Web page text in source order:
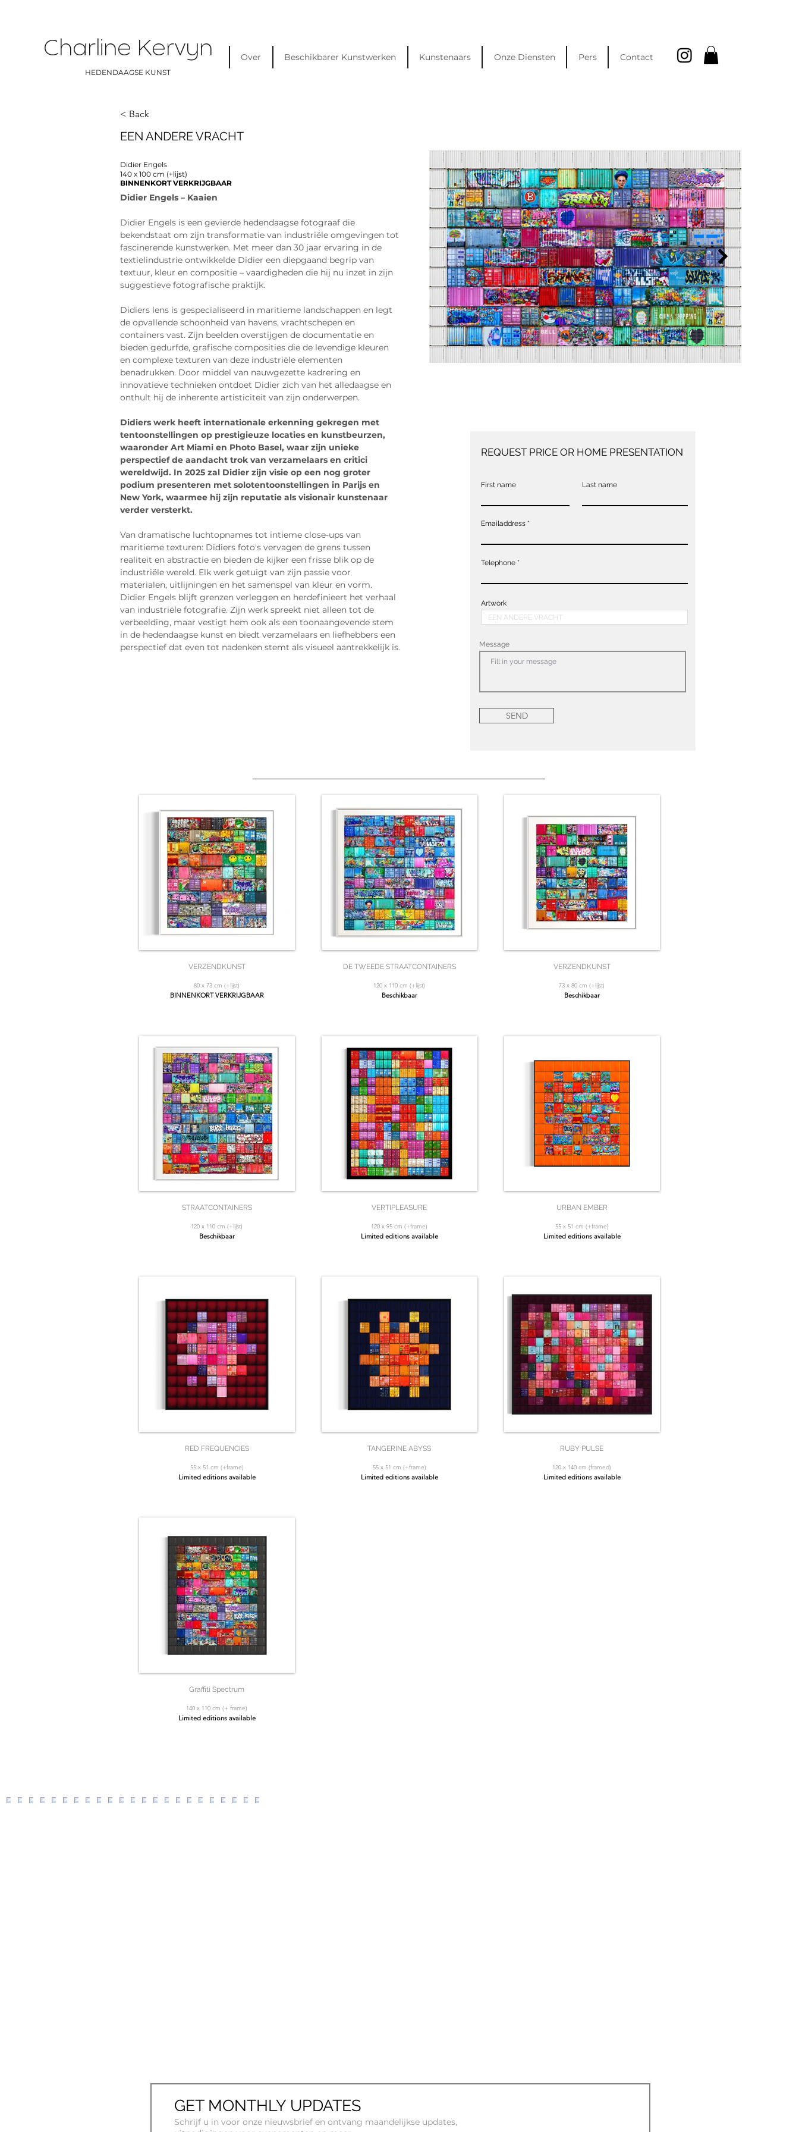
Charline Kervyn
HEDENDAAGSE KUNST
Over Beschikbarer Kunstwerken Kunstenaars Onze Diensten Pers Contact
< Back
EEN ANDERE VRACHT
Didier Engels
140 x 100 cm (+lijst)
BINNENKORT VERKRIJGBAAR
Didier Engels – Kaaien
Didier Engels is een gevierde hedendaagse fotograaf die
bekendstaat om zijn transformatie van industriële omgevingen tot
fascinerende kunstwerken. Met meer dan 30 jaar ervaring in de
textielindustrie ontwikkelde Didier een diepgaand begrip van
textuur, kleur en compositie – vaardigheden die hij nu inzet in zijn
suggestieve fotografische praktijk.
Didiers lens is gespecialiseerd in maritieme landschappen en legt
de opvallende schoonheid van havens, vrachtschepen en
containers vast. Zijn beelden overstijgen de documentatie en
bieden gedurfde, grafische composities die de levendige kleuren
en complexe texturen van deze industriële elementen
benadrukken. Door middel van nauwgezette kadrering en
innovatieve technieken ontdoet Didier zich van het alledaagse en
onthult hij de inherente artisticiteit van zijn onderwerpen.
Didiers werk heeft internationale erkenning gekregen met
tentoonstellingen op prestigieuze locaties en kunstbeurzen,
waaronder Art Miami en Photo Basel, waar zijn unieke
perspectief de aandacht trok van verzamelaars en critici
wereldwijd. In 2025 zal Didier zijn visie op een nog groter
podium presenteren met solotentoonstellingen in Parijs en
New York, waarmee hij zijn reputatie als visionair kunstenaar
verder versterkt.
Van dramatische luchtopnames tot intieme close-ups van
maritieme texturen: Didiers foto's vervagen de grens tussen
realiteit en abstractie en bieden de kijker een frisse blik op de
industriële wereld. Elk werk getuigt van zijn passie voor
materialen, uitlijningen en het samenspel van kleur en vorm.
Didier Engels blijft grenzen verleggen en herdefinieert het verhaal
van industriële fotografie. Zijn werk spreekt niet alleen tot de
verbeelding, maar vestigt hem ook als een toonaangevende stem
in de hedendaagse kunst en biedt verzamelaars en liefhebbers een
perspectief dat even tot nadenken stemt als visueel aantrekkelijk is.
REQUEST PRICE OR HOME PRESENTATION
First name Last name
Emailaddress
Telephone
Artwork
Message
SEND
VERZENDKUNST
80 x 73 cm (+lijst)
BINNENKORT VERKRIJGBAAR
STRAATCONTAINERS
120 x 110 cm (+lijst)
Beschikbaar
RED FREQUENCIES
55 x 51 cm (+frame)
Limited editions available
Graffiti Spectrum
140 x 110 cm (+ frame)
Limited editions available
DE TWEEDE STRAATCONTAINERS
120 x 110 cm (+lijst)
Beschikbaar
VERTIPLEASURE
120 x 95 cm (+frame)
Limited editions available
TANGERINE ABYSS
55 x 51 cm (+frame)
Limited editions available
VERZENDKUNST
73 x 80 cm (+lijst)
Beschikbaar
URBAN EMBER
55 x 51 cm (+frame)
Limited editions available
RUBY PULSE
120 x 140 cm (framed)
Limited editions available
GET MONTHLY UPDATES
Schrijf u in voor onze nieuwsbrief en ontvang maandelijkse updates,